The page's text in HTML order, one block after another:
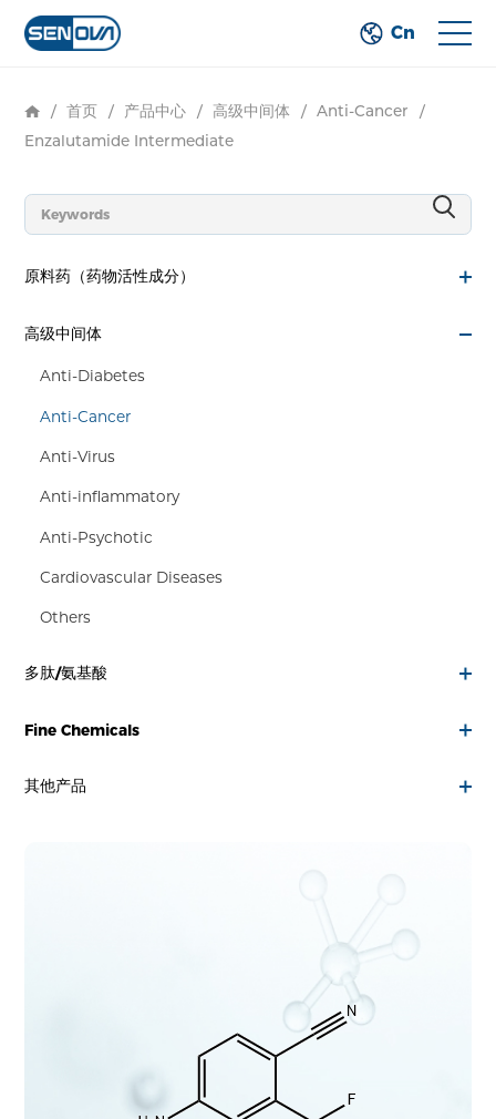
Cn
/ 首页 / 产品中心 / 高级中间体 / Anti-Cancer
/
Enzalutamide Intermediate
原料药（药物活性成分）
高级中间体
Anti-Diabetes
Anti-Cancer
Anti-Virus
Anti-inflammatory
Anti-Psychotic
Cardiovascular Diseases
Others
多肽/氨基酸
Fine Chemicals
其他产品